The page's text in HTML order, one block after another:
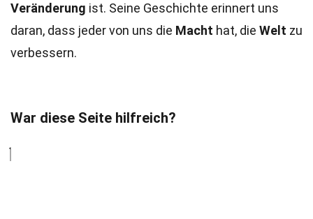
Veränderung ist. Seine Geschichte erinnert uns
daran, dass jeder von uns die Macht hat, die Welt zu
verbessern.
War diese Seite hilfreich?